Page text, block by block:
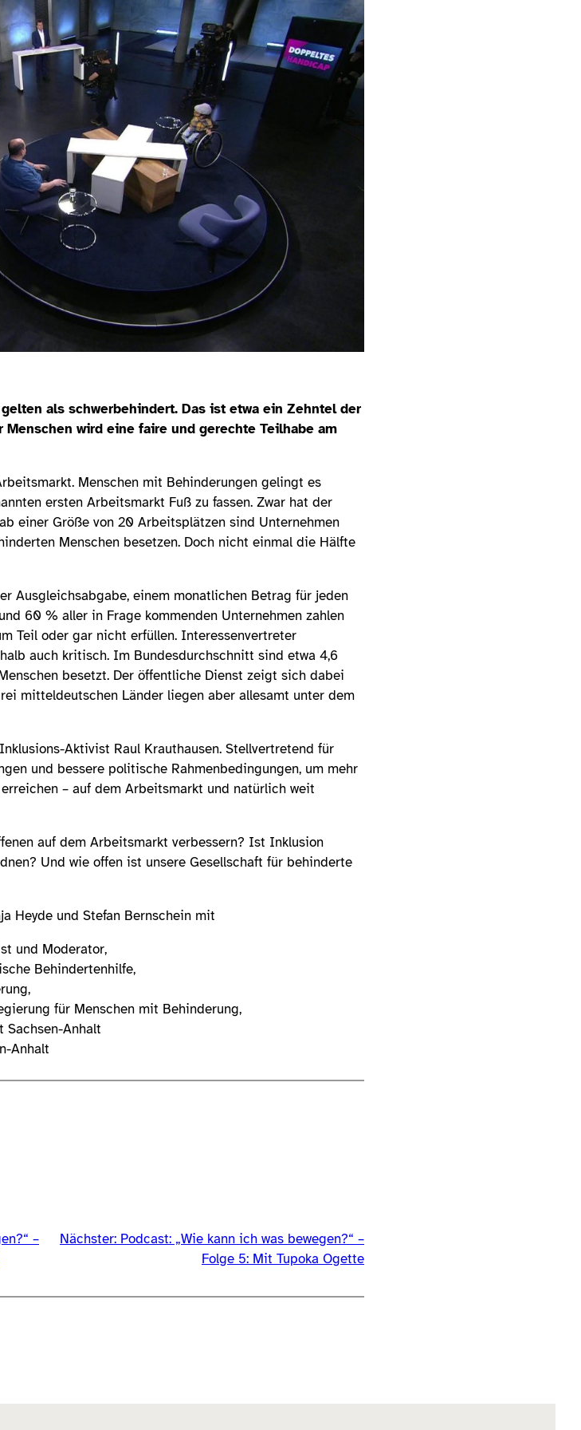
als schwerbehindert. Das ist etwa ein Zehntel der
wird eine faire und gerechte Teilhabe am
Menschen mit Behinderungen gelingt es
ersten Arbeitsmarkt Fuß zu fassen. Zwar hat der
einer Größe von 20 Arbeitsplätzen sind Unternehmen
Menschen besetzen. Doch nicht einmal die Hälfte
Ausgleichsabgabe, einem monatlichen Betrag für jeden
60 % aller in Frage kommenden Unternehmen zahlen
Teil oder gar nicht erfüllen. Interessenvertreter
auch kritisch. Im Bundesdurchschnitt sind etwa 4,6
besetzt. Der öffentliche Dienst zeigt sich dabei
mitteldeutschen Länder liegen aber allesamt unter dem
Aktivist Raul Krauthausen. Stellvertretend für
und bessere politische Rahmenbedingungen, um mehr
– auf dem Arbeitsmarkt und natürlich weit
auf dem Arbeitsmarkt verbessern? Ist Inklusion
Und wie offen ist unsere Gesellschaft für behinderte
Heyde und Stefan Bernschein mit
und Moderator,
Behindertenhilfe,
für Menschen mit Behinderung,
Sachsen-Anhalt
Anhalt
–
Nächster: Podcast: „Wie kann ich was bewegen?“ –
Folge 5: Mit Tupoka Ogette